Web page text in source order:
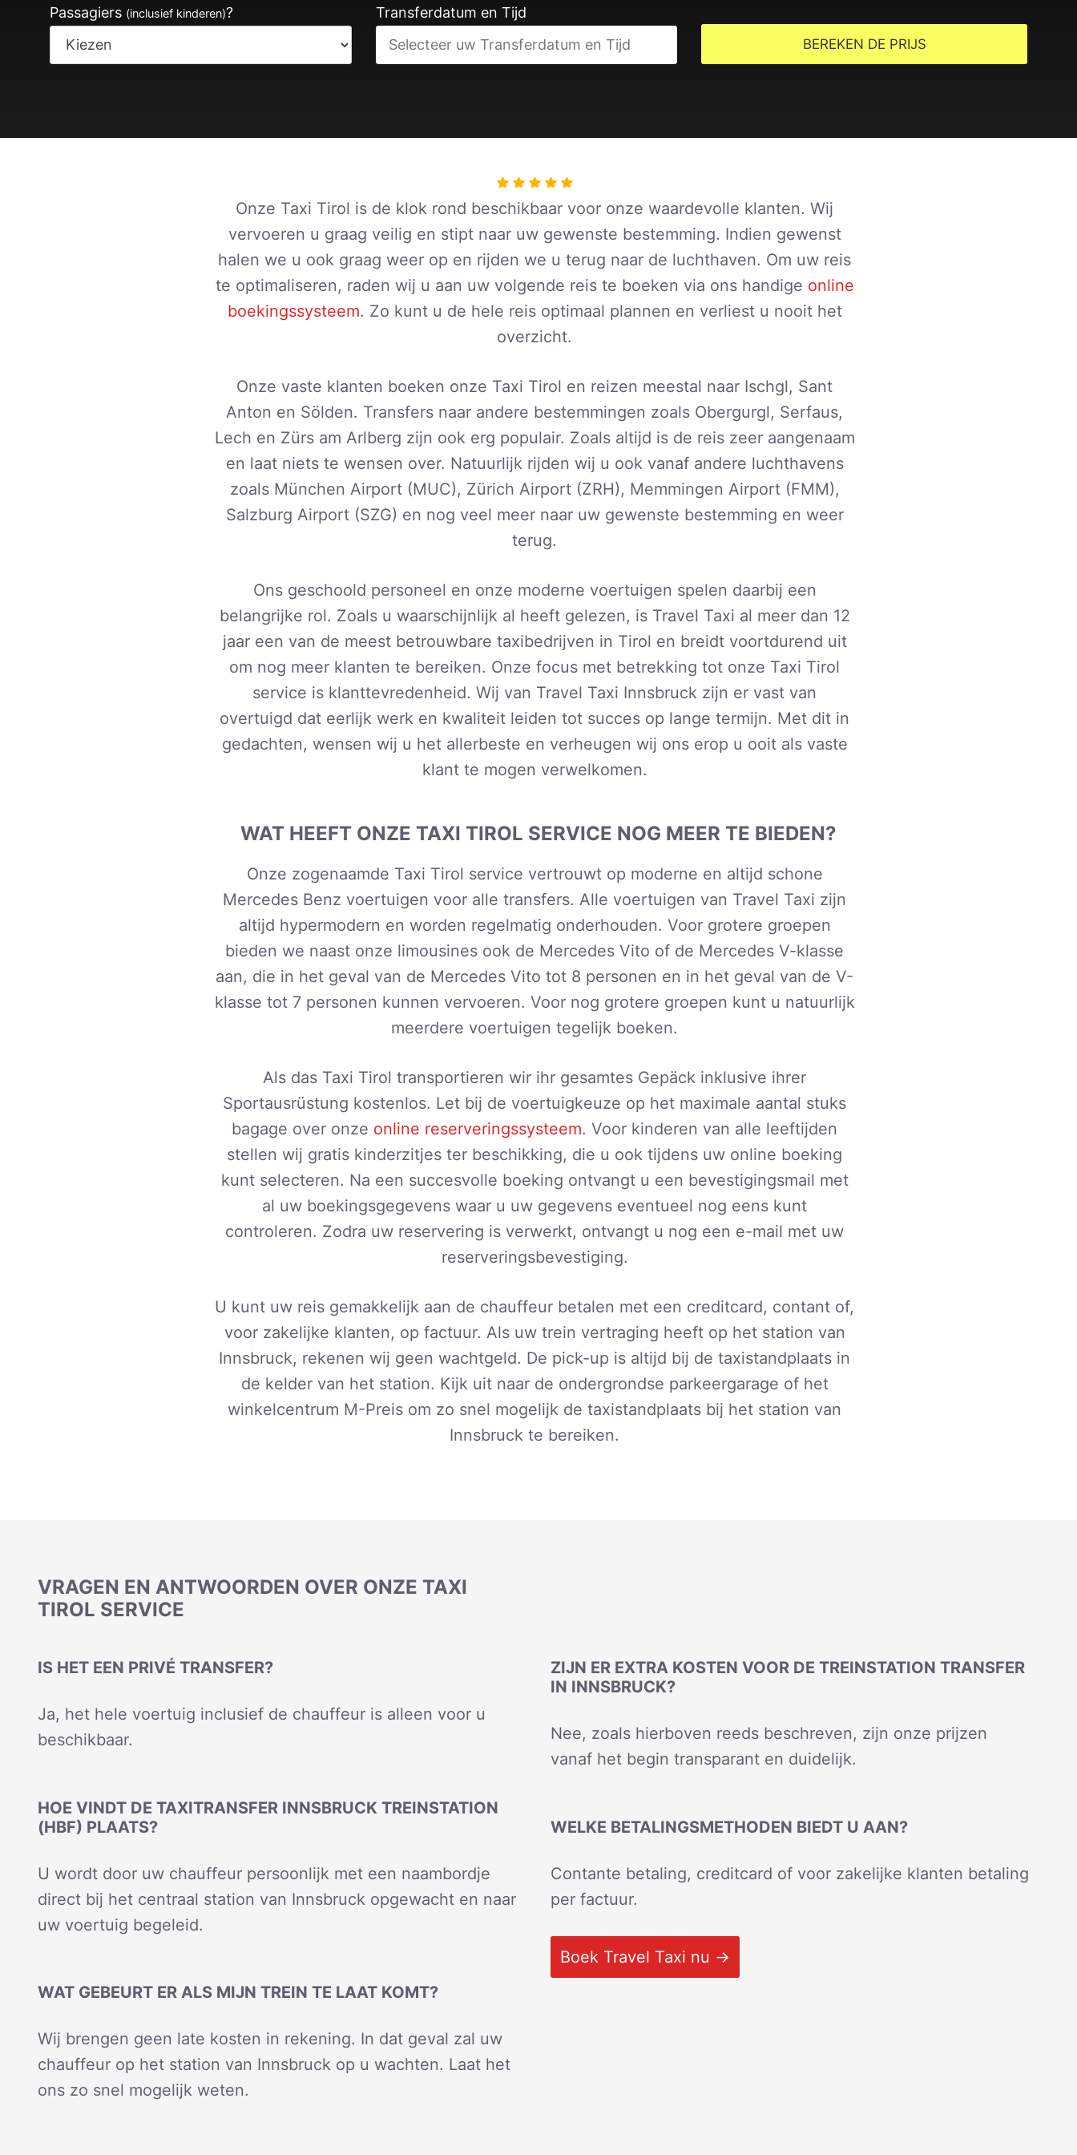
Passagiers (inclusief kinderen)? Transferdatum en Tijd
BEREKEN DE PRIJS
Onze Taxi Tirol is de klok rond beschikbaar voor onze waardevolle klanten. Wij
vervoeren u graag veilig en stipt naar uw gewenste bestemming. Indien gewenst
halen we u ook graag weer op en rijden we u terug naar de luchthaven. Om uw reis
te optimaliseren, raden wij u aan uw volgende reis te boeken via ons handige online
boekingssysteem. Zo kunt u de hele reis optimaal plannen en verliest u nooit het
overzicht.
Onze vaste klanten boeken onze Taxi Tirol en reizen meestal naar Ischgl, Sant
Anton en Sölden. Transfers naar andere bestemmingen zoals Obergurgl, Serfaus,
Lech en Zürs am Arlberg zijn ook erg populair. Zoals altijd is de reis zeer aangenaam
en laat niets te wensen over. Natuurlijk rijden wij u ook vanaf andere luchthavens
zoals München Airport (MUC), Zürich Airport (ZRH), Memmingen Airport (FMM),
Salzburg Airport (SZG) en nog veel meer naar uw gewenste bestemming en weer
terug.
Ons geschoold personeel en onze moderne voertuigen spelen daarbij een
belangrijke rol. Zoals u waarschijnlijk al heeft gelezen, is Travel Taxi al meer dan 12
jaar een van de meest betrouwbare taxibedrijven in Tirol en breidt voortdurend uit
om nog meer klanten te bereiken. Onze focus met betrekking tot onze Taxi Tirol
service is klanttevredenheid. Wij van Travel Taxi Innsbruck zijn er vast van
overtuigd dat eerlijk werk en kwaliteit leiden tot succes op lange termijn. Met dit in
gedachten, wensen wij u het allerbeste en verheugen wij ons erop u ooit als vaste
klant te mogen verwelkomen.
WAT HEEFT ONZE TAXI TIROL SERVICE NOG MEER TE BIEDEN?
Onze zogenaamde Taxi Tirol service vertrouwt op moderne en altijd schone
Mercedes Benz voertuigen voor alle transfers. Alle voertuigen van Travel Taxi zijn
altijd hypermodern en worden regelmatig onderhouden. Voor grotere groepen
bieden we naast onze limousines ook de Mercedes Vito of de Mercedes V-klasse
aan, die in het geval van de Mercedes Vito tot 8 personen en in het geval van de V-
klasse tot 7 personen kunnen vervoeren. Voor nog grotere groepen kunt u natuurlijk
meerdere voertuigen tegelijk boeken.
Als das Taxi Tirol transportieren wir ihr gesamtes Gepäck inklusive ihrer
Sportausrüstung kostenlos. Let bij de voertuigkeuze op het maximale aantal stuks
bagage over onze online reserveringssysteem. Voor kinderen van alle leeftijden
stellen wij gratis kinderzitjes ter beschikking, die u ook tijdens uw online boeking
kunt selecteren. Na een succesvolle boeking ontvangt u een bevestigingsmail met
al uw boekingsgegevens waar u uw gegevens eventueel nog eens kunt
controleren. Zodra uw reservering is verwerkt, ontvangt u nog een e-mail met uw
reserveringsbevestiging.
U kunt uw reis gemakkelijk aan de chauffeur betalen met een creditcard, contant of,
voor zakelijke klanten, op factuur. Als uw trein vertraging heeft op het station van
Innsbruck, rekenen wij geen wachtgeld. De pick-up is altijd bij de taxistandplaats in
de kelder van het station. Kijk uit naar de ondergrondse parkeergarage of het
winkelcentrum M-Preis om zo snel mogelijk de taxistandplaats bij het station van
Innsbruck te bereiken.
VRAGEN EN ANTWOORDEN OVER ONZE TAXI
TIROL SERVICE
IS HET EEN PRIVÉ TRANSFER?
Ja, het hele voertuig inclusief de chauffeur is alleen voor u
beschikbaar.
HOE VINDT DE TAXITRANSFER INNSBRUCK TREINSTATION
(HBF) PLAATS?
U wordt door uw chauffeur persoonlijk met een naambordje
direct bij het centraal station van Innsbruck opgewacht en naar
uw voertuig begeleid.
WAT GEBEURT ER ALS MIJN TREIN TE LAAT KOMT?
Wij brengen geen late kosten in rekening. In dat geval zal uw
chauffeur op het station van Innsbruck op u wachten. Laat het
ons zo snel mogelijk weten.
ZIJN ER EXTRA KOSTEN VOOR DE TREINSTATION TRANSFER
IN INNSBRUCK?
Nee, zoals hierboven reeds beschreven, zijn onze prijzen
vanaf het begin transparant en duidelijk.
WELKE BETALINGSMETHODEN BIEDT U AAN?
Contante betaling, creditcard of voor zakelijke klanten betaling
per factuur.
Boek Travel Taxi nu →